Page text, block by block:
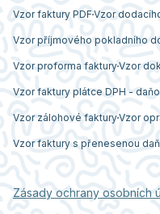
Vzor faktury PDFVzor
Vzor příjmového pokladního
Vzor proforma fakturyVzor
Vzor faktury plátce DPH -
Vzor zálohové fakturyVzor
Vzor faktury s přenesenou
Zásady ochrany osobních